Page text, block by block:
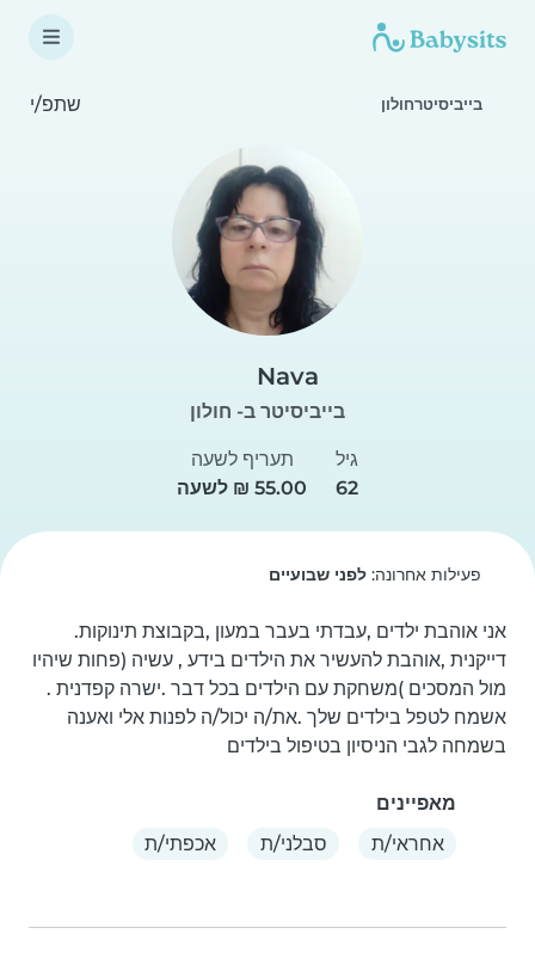
בייביסיטרחולון שתפ/י
Nava
בייביסיטר ב- חולון
גיל
62
תעריף לשעה
פעילות אחרונה:לפני שבועיים
בשמחה לגבי הניסיון בטיפול בילדים
מאפיינים
אחראי/ת
סבלני/ת אכפתי/ת